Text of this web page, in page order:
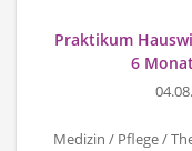
Praktikum
6
Medizin / Pflege /